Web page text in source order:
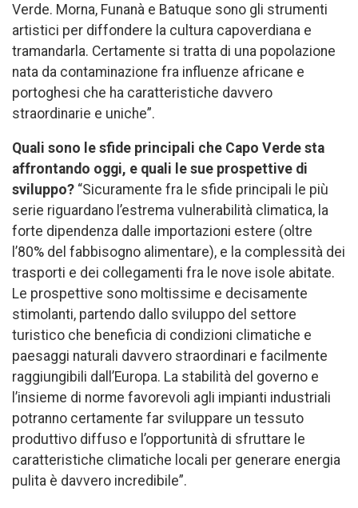
Verde. Morna, Funanà e Batuque sono gli strumenti
artistici per diffondere la cultura capoverdiana e
tramandarla. Certamente si tratta di una popolazione
nata da contaminazione fra influenze africane e
portoghesi che ha caratteristiche davvero
straordinarie e uniche”.
Quali sono le sfide principali che Capo Verde sta
affrontando oggi, e quali le sue prospettive di
sviluppo? “Sicuramente fra le sfide principali le più
serie riguardano l’estrema vulnerabilità climatica, la
forte dipendenza dalle importazioni estere (oltre
l’80% del fabbisogno alimentare), e la complessità dei
trasporti e dei collegamenti fra le nove isole abitate.
Le prospettive sono moltissime e decisamente
stimolanti, partendo dallo sviluppo del settore
turistico che beneficia di condizioni climatiche e
paesaggi naturali davvero straordinari e facilmente
raggiungibili dall’Europa. La stabilità del governo e
l’insieme di norme favorevoli agli impianti industriali
potranno certamente far sviluppare un tessuto
produttivo diffuso e l’opportunità di sfruttare le
caratteristiche climatiche locali per generare energia
pulita è davvero incredibile”.